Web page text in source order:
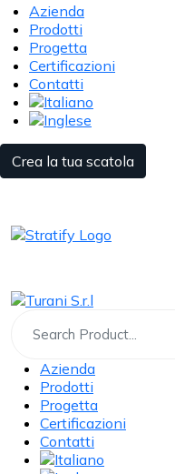
Azienda
Prodotti
Progetta
Certificazioni
Contatti
Crea la tua scatola
Azienda
Prodotti
Progetta
Certificazioni
Contatti